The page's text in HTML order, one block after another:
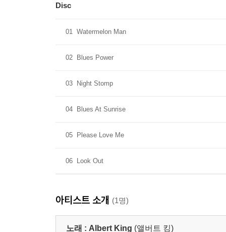
Disc
01 Watermelon Man
02 Blues Power
03 Night Stomp
04 Blues At Sunrise
05 Please Love Me
06 Look Out
아티스트 소개 (1명)
노래 : Albert King (앨버트 킹)